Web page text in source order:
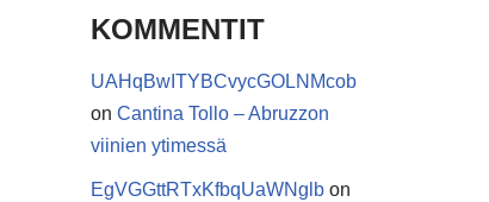
KOMMENTIT
UAHqBwITYBCvycGOLNMcob
on Cantina Tollo – Abruzzon
viinien ytimessä
EgVGGttRTxKfbqUaWNglbon